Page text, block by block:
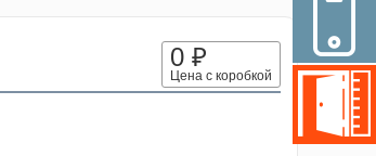
0 ₽
Цена с коробкой